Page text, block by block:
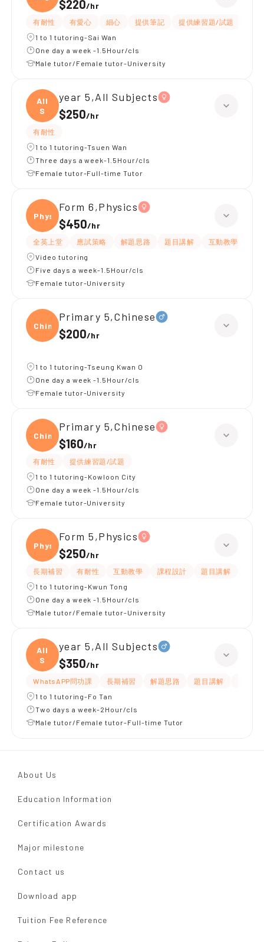
$220/hr
有耐性 有愛心 細心 提供筆記 提供練習題/試題
1 to 1 tutoring-Sai Wan
One day a week -1.5Hour/cls
Male tutor/Female tutor-University
All
S
year 5,All Subjects
$250/hr
有耐性
1 to 1 tutoring-Tsuen Wan
Three days a week-1.5Hour/cls
Female tutor-Full-time Tutor
Physi
Form 6,Physics
$450/hr
全英上堂 應試策略 解題思路 題目講解 互動教學
Video tutoring
Five days a week-1.5Hour/cls
Female tutor-University
Chine
Primary 5,Chinese
$200/hr
1 to 1 tutoring-Tseung Kwan O
One day a week -1.5Hour/cls
Female tutor-University
Chine
Primary 5,Chinese
$160/hr
有耐性
提供練習題/試題
1 to 1 tutoring-Kowloon City
One day a week -1.5Hour/cls
Female tutor-University
Physi
Form 5,Physics
$250/hr
長期補習 有耐性 互動教學 課程設計 題目講解
1 to 1 tutoring-Kwun Tong
One day a week -1.5Hour/cls
Male tutor/Female tutor-University
All
S
year 5,All Subjects
$350/hr
WhatsAPP問功課 長期補習 解題思路 題目講解
1 to 1 tutoring-Fo Tan
Two days a week-2Hour/cls
Male tutor/Female tutor-Full-time Tutor
About Us
Education Information
Certification Awards
Major milestone
Contact us
Download app
Tuition Fee Reference